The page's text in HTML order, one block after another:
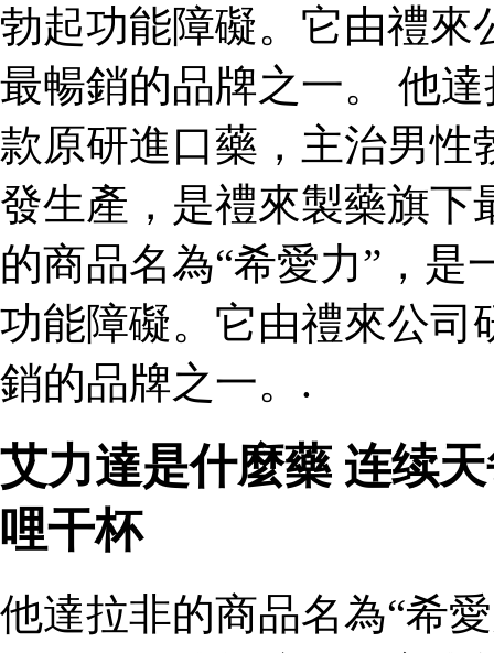
勃起功能障礙。它由禮來
最暢銷的品牌之一。 他
款原研進口藥，主治男性
發生產，是禮來製藥旗下
的商品名為“希愛力”，
功能障礙。它由禮來公司
銷的品牌之一。.
艾力達是什麼藥 连续
哩干杯
他達拉非的商品名為“希